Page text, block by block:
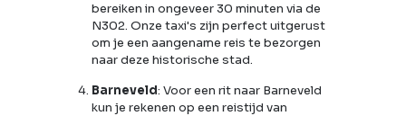
bereiken in ongeveer 30 minuten via de
N302. Onze taxi's zijn perfect uitgerust
om je een aangename reis te bezorgen
naar deze historische stad.
Barneveld: Voor een rit naar Barneveld
kun je rekenen op een reistijd van